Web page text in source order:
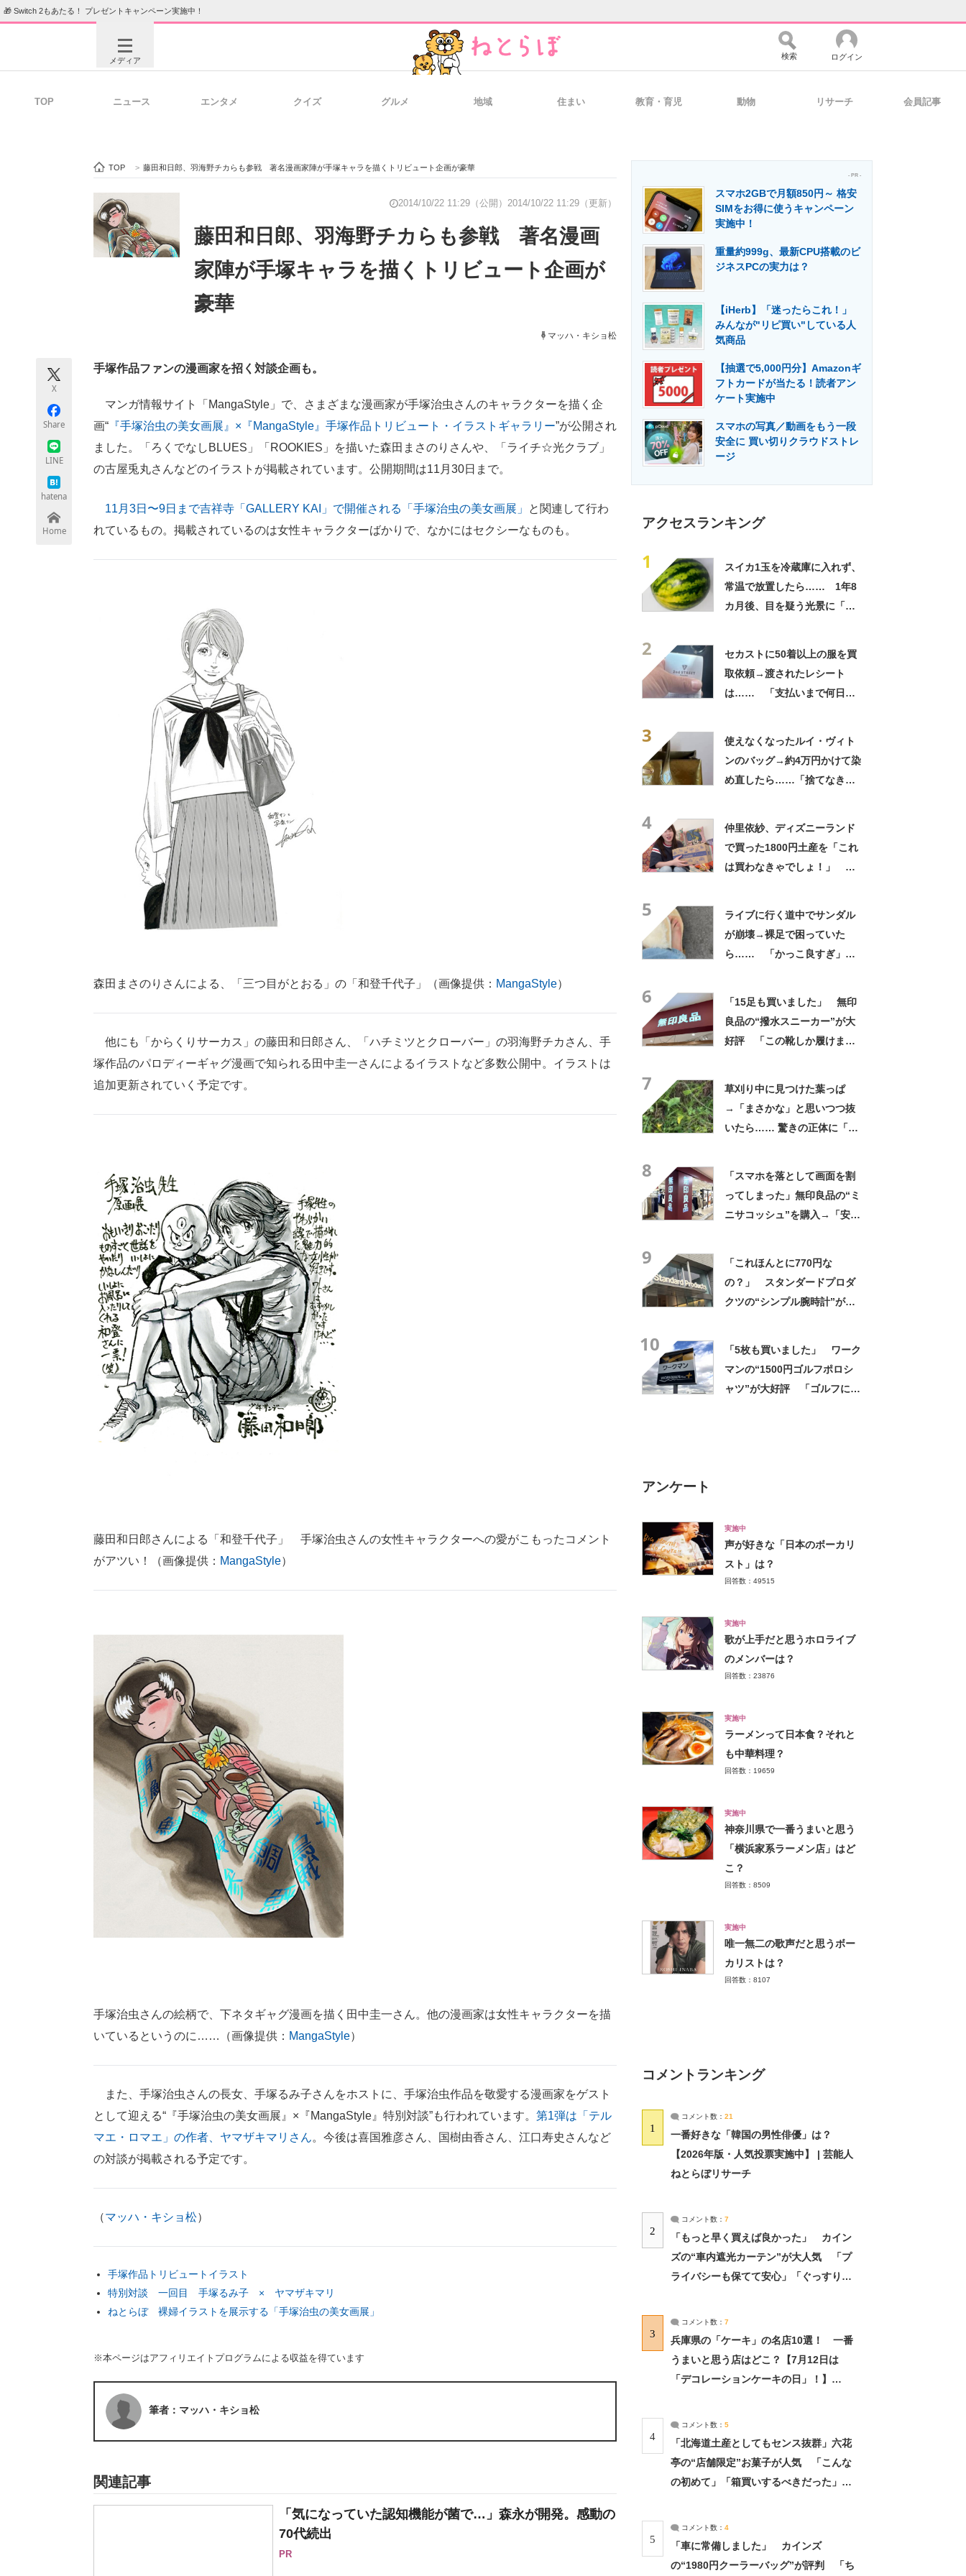
🎁 Switch 2もあたる！ プレゼントキャンペーン実施中！
メディア
ビジネスと働き方のヒント 経営リーダーのコミュニティ マーケ×ITの今がよく分かる
ITエンジニア向け専門サイト 企業向けIT製品の総合サイト IT製品の技術・比較・事例 製造業のIT導入・活用を支援
エネルギーの専門メディア 建設×テクノロジーの最前線
ちょっと気になるネットの話題
検索 ログイン
TOP ニュース エンタメ クイズ グルメ 地域 住まい 教育・育児 動物 リサーチ 会員記事
TOP > 藤田和日郎、羽海野チカらも参戦 著名漫画家陣が手塚キャラを描くトリビュート企画が豪華
2014/10/22 11:29（公開） 2014/10/22 11:29（更新）
藤田和日郎、羽海野チカらも参戦 著名漫画
家陣が手塚キャラを描くトリビュート企画が
豪華
マッハ・キショ松
X
Share
LINE
hatena
Home
手塚作品ファンの漫画家を招く対談企画も。
マンガ情報サイト「MangaStyle」で、さまざまな漫画家が手塚治虫さんのキャラクターを描く企
画“ 『手塚治虫の美女画展』×『MangaStyle』手塚作品トリビュート・イラストギャラリー”が公開され
ました。「ろくでなしBLUES」「ROOKIES」を描いた森田まさのりさんや、「ライチ☆光クラブ」
の古屋兎丸さんなどのイラストが掲載されています。公開期間は11月30日まで。
11月3日〜9日まで吉祥寺「GALLERY KAI」で開催される「手塚治虫の美女画展」
と関連して行わ
れているもの。掲載されているのは女性キャラクターばかりで、なかにはセクシーなものも。
森田まさのりさんによる、「三つ目がとおる」の「和登千代子」（画像提供： MangaStyle）
他にも「からくりサーカス」の藤田和日郎さん、「ハチミツとクローバー」の羽海野チカさん、手
塚作品のパロディーギャグ漫画で知られる田中圭一さんによるイラストなど多数公開中。イラストは
追加更新されていく予定です。
藤田和日郎さんによる「和登千代子」 手塚治虫さんの女性キャラクターへの愛がこもったコメント
がアツい！（画像提供： MangaStyle）
手塚治虫さんの絵柄で、下ネタギャグ漫画を描く田中圭一さん。他の漫画家は女性キャラクターを描
いているというのに……（画像提供： MangaStyle）
また、手塚治虫さんの長女、手塚るみ子さんをホストに、手塚治虫作品を敬愛する漫画家をゲスト
として迎える“『手塚治虫の美女画展』×『MangaStyle』特別対談”も行われています。 第1弾は「テル
マエ・ロマエ」の作者、ヤマザキマリさん。今後は喜国雅彦さん、国樹由香さん、江口寿史さんなど
の対談が掲載される予定です。
（マッハ・キショ松）
手塚作品トリビュートイラスト
特別対談 一回目 手塚るみ子 × ヤマザキマリ
ねとらぼ 裸婦イラストを展示する「手塚治虫の美女画展」
※本ページはアフィリエイトプログラムによる収益を得ています
筆者：マッハ・キショ松
関連記事
「気になっていた認知機能が菌で…」森永が開発。感動の
70代続出
PR
- PR -
スマホ2GBで月額850円～ 格安
SIMをお得に使うキャンペーン
実施中！
重量約999g、最新CPU搭載のビ
ジネスPCの実力は？
【iHerb】「迷ったらこれ！」
みんなが"リピ買い"している人
気商品
【抽選で5,000円分】Amazonギ
フトカードが当たる！読者アン
ケート実施中
スマホの写真／動画をもう一段
安全に 買い切りクラウドストレ
ージ
アクセスランキング
1
スイカ1玉を冷蔵庫に入れず、
常温で放置したら…… 1年8
カ月後、目を疑う光景に「ヤ
2
セカストに50着以上の服を買
取依頼→渡されたレシート
は…… 「支払いまで何日か
3
使えなくなったルイ・ヴィト
ンのバッグ→約4万円かけて染
め直したら……「捨てなきゃ
4
仲里依紗、ディズニーランド
で買った1800円土産を「これ
は買わなきゃでしょ！」
5
ライブに行く道中でサンダル
が崩壊→裸足で困っていた
ら…… 「かっこ良すぎ」ま
6
「15足も買いました」 無印
良品の“撥水スニーカー”が大
好評 「この靴しか履けませ
7
草刈り中に見つけた葉っぱ
→「まさかな」と思いつつ抜
いたら…… 驚きの正体に「お
8
「スマホを落として画面を割
ってしまった」無印良品の“ミ
ニサコッシュ”を購入→「安心
9
「これほんとに770円な
の？」 スタンダードプロダ
クツの“シンプル腕時計”が大
10
「5枚も買いました」 ワーク
マンの“1500円ゴルフポロシ
ャツ”が大好評 「ゴルフにも
アンケート
実施中
声が好きな「日本のボーカリ
スト」は？
回答数：49515
実施中
歌が上手だと思うホロライブ
のメンバーは？
回答数：23876
実施中
ラーメンって日本食？それと
も中華料理？
回答数：19659
実施中
神奈川県で一番うまいと思う
「横浜家系ラーメン店」はど
こ？
回答数：8509
実施中
唯一無二の歌声だと思うボー
カリストは？
回答数：8107
コメントランキング
1
コメント数： 21
一番好きな「韓国の男性俳優」は？
【2026年版・人気投票実施中】 | 芸能人
ねとらぼリサーチ
2
コメント数： 7
「もっと早く買えば良かった」 カイン
ズの“車内遮光カーテン”が大人気 「プ
ライバシーも保てて安心」「ぐっすり眠
3
コメント数： 7
兵庫県の「ケーキ」の名店10選！ 一番
うまいと思う店はどこ？【7月12日は
「デコレーションケーキの日」！】
4
コメント数： 5
「北海道土産としてもセンス抜群」六花
亭の“店舗限定”お菓子が人気 「こんな
の初めて」「箱買いするべきだった」
5
コメント数： 4
「車に常備しました」 カインズ
の“1980円クーラーバッグ”が評判 「ち